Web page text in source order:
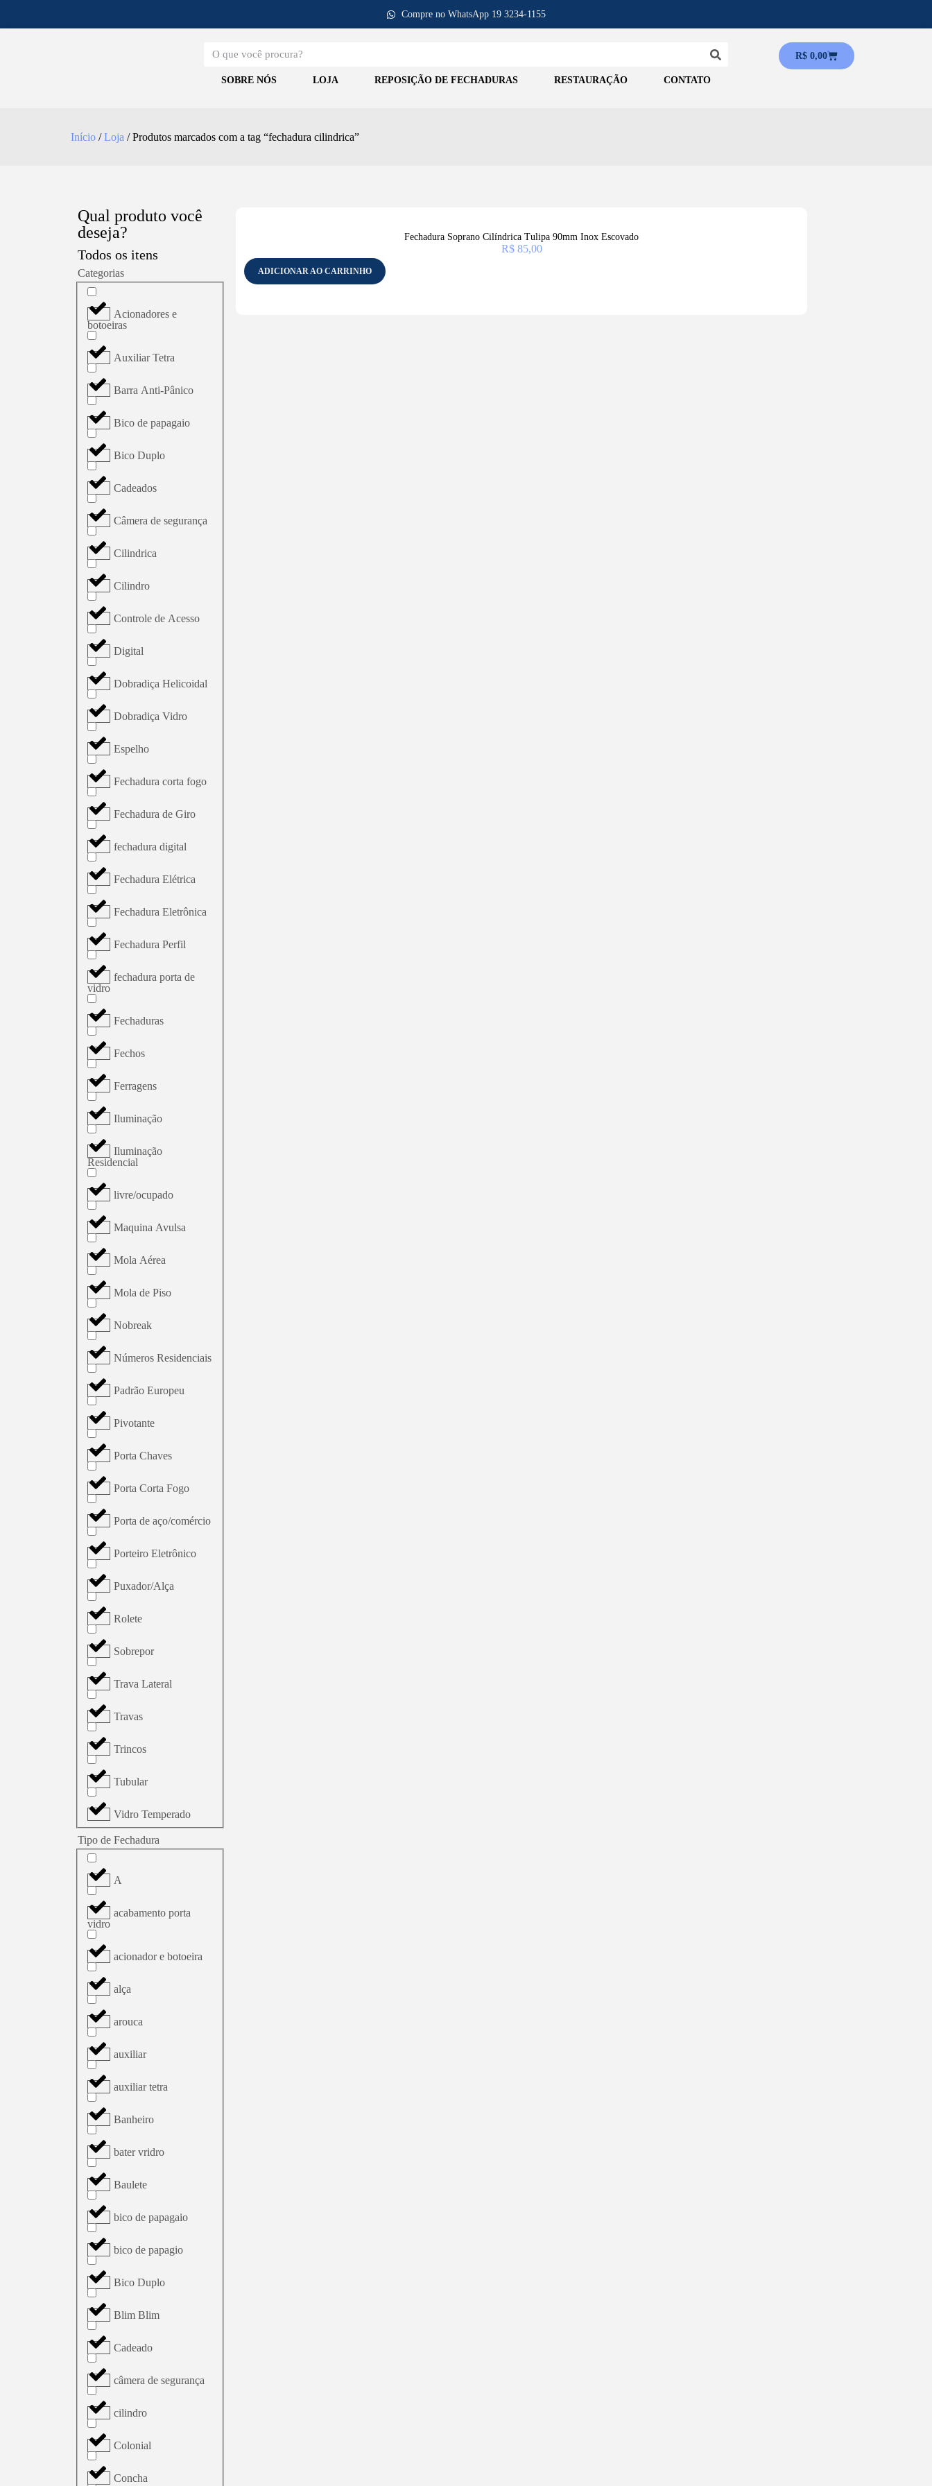
Compre no WhatsApp 19 3234-1155
SOBRE NÓS LOJA REPOSIÇÃO DE FECHADURAS RESTAURAÇÃO CONTATO
R$0,00
Início /Loja / Produtos marcados com a tag “fechadura cilindrica”
Qual produto você
deseja?
Todos os itens
Categorias
Acionadores e
botoeiras
Auxiliar Tetra
Barra Anti-Pânico
Bico de papagaio
Bico Duplo
Cadeados
Câmera de segurança
Cilindrica
Cilindro
Controle de Acesso
Digital
Dobradiça Helicoidal
Dobradiça Vidro
Espelho
Fechadura corta fogo
Fechadura de Giro
fechadura digital
Fechadura Elétrica
Fechadura Eletrônica
Fechadura Perfil
fechadura porta de
vidro
Fechaduras
Fechos
Ferragens
Iluminação
Iluminação
Residencial
livre/ocupado
Maquina Avulsa
Mola Aérea
Mola de Piso
Nobreak
Números Residenciais
Padrão Europeu
Pivotante
Porta Chaves
Porta Corta Fogo
Porta de aço/comércio
Porteiro Eletrônico
Puxador/Alça
Rolete
Sobrepor
Trava Lateral
Travas
Trincos
Tubular
Vidro Temperado
Tipo de Fechadura
A
acabamento porta
vidro
acionador e botoeira
alça
arouca
auxiliar
auxiliar tetra
Banheiro
bater vridro
Baulete
bico de papagaio
bico de papagio
Bico Duplo
Blim Blim
Cadeado
câmera de segurança
cilindro
Colonial
Concha
Fechadura Soprano Cilíndrica Tulipa 90mm Inox Escovado
R$85,00
ADICIONAR AO CARRINHO